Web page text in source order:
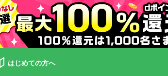
はじめての方へ